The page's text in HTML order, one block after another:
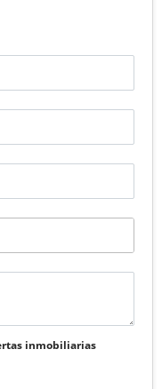
inmobiliarias